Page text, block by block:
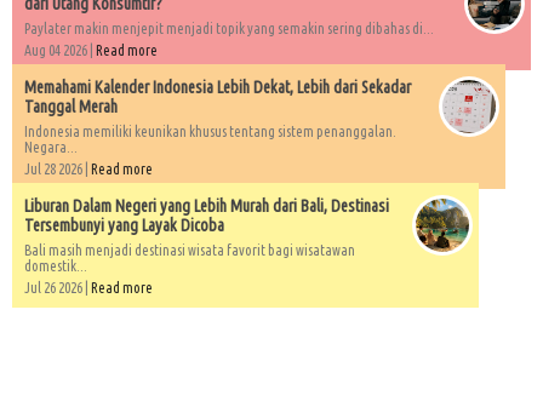
Paylater makin menjepit menjadi topik yang semakin sering dibahas di...
Aug 04 2026 | Read more
Memahami Kalender Indonesia Lebih Dekat, Lebih dari Sekadar
Tanggal Merah
Indonesia memiliki keunikan khusus tentang sistem penanggalan.
Negara...
Jul 28 2026 | Read more
Liburan Dalam Negeri yang Lebih Murah dari Bali, Destinasi
Tersembunyi yang Layak Dicoba
Bali masih menjadi destinasi wisata favorit bagi wisatawan
domestik...
Jul 26 2026 | Read more